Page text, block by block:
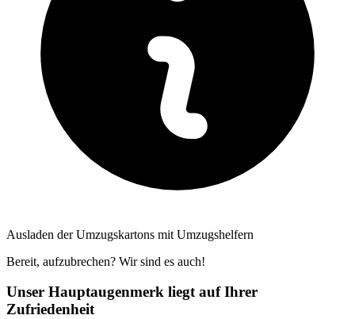
Ausladen der Umzugskartons mit Umzugshelfern
Bereit, aufzubrechen? Wir sind es auch!
Unser Hauptaugenmerk liegt auf Ihrer
Zufriedenheit